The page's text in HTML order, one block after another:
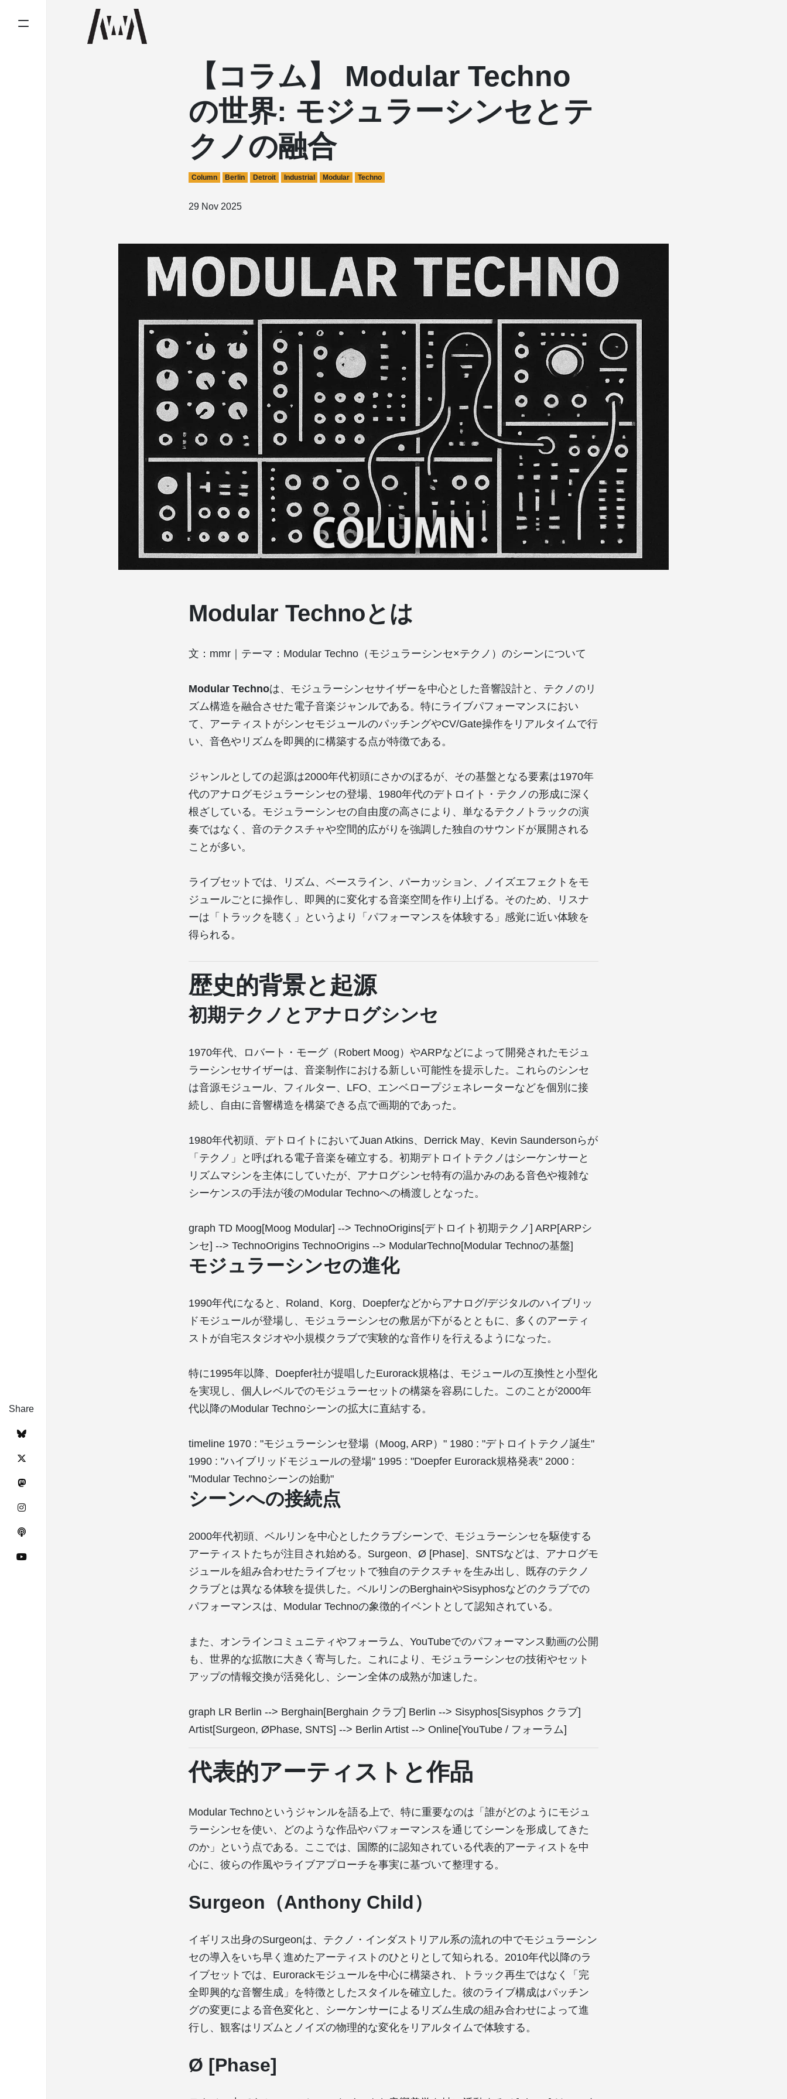
【コラム】 Modular Techno
の世界: モジュラーシンセとテ
クノの融合
Column Berlin Detroit Industrial Modular Techno
29 Nov 2025
Modular Technoとは
文：mmr｜テーマ：Modular Techno（モジュラーシンセ×テクノ）のシーンについて
Modular Technoは、モジュラーシンセサイザーを中心とした音響設計と、テクノのリ
ズム構造を融合させた電子音楽ジャンルである。特にライブパフォーマンスにおい
て、アーティストがシンセモジュールのパッチングやCV/Gate操作をリアルタイムで行
い、音色やリズムを即興的に構築する点が特徴である。
ジャンルとしての起源は2000年代初頭にさかのぼるが、その基盤となる要素は1970年
代のアナログモジュラーシンセの登場、1980年代のデトロイト・テクノの形成に深く
根ざしている。モジュラーシンセの自由度の高さにより、単なるテクノトラックの演
奏ではなく、音のテクスチャや空間的広がりを強調した独自のサウンドが展開される
ことが多い。
ライブセットでは、リズム、ベースライン、パーカッション、ノイズエフェクトをモ
ジュールごとに操作し、即興的に変化する音楽空間を作り上げる。そのため、リスナ
ーは「トラックを聴く」というより「パフォーマンスを体験する」感覚に近い体験を
得られる。
歴史的背景と起源
初期テクノとアナログシンセ
1970年代、ロバート・モーグ（Robert Moog）やARPなどによって開発されたモジュ
ラーシンセサイザーは、音楽制作における新しい可能性を提示した。これらのシンセ
は音源モジュール、フィルター、LFO、エンベロープジェネレーターなどを個別に接
続し、自由に音響構造を構築できる点で画期的であった。
1980年代初頭、デトロイトにおいてJuan Atkins、Derrick May、Kevin Saundersonらが
「テクノ」と呼ばれる電子音楽を確立する。初期デトロイトテクノはシーケンサーと
リズムマシンを主体にしていたが、アナログシンセ特有の温かみのある音色や複雑な
シーケンスの手法が後のModular Technoへの橋渡しとなった。
graph TD Moog[Moog Modular] --> TechnoOrigins[デトロイト初期テクノ] ARP[ARPシ
ンセ] --> TechnoOrigins TechnoOrigins --> ModularTechno[Modular Technoの基盤]
モジュラーシンセの進化
1990年代になると、Roland、Korg、Doepferなどからアナログ/デジタルのハイブリッ
ドモジュールが登場し、モジュラーシンセの敷居が下がるとともに、多くのアーティ
ストが自宅スタジオや小規模クラブで実験的な音作りを行えるようになった。
特に1995年以降、Doepfer社が提唱したEurorack規格は、モジュールの互換性と小型化
を実現し、個人レベルでのモジュラーセットの構築を容易にした。このことが2000年
代以降のModular Technoシーンの拡大に直結する。
timeline 1970 : "モジュラーシンセ登場（Moog, ARP）" 1980 : "デトロイトテクノ誕生"
1990 : "ハイブリッドモジュールの登場" 1995 : "Doepfer Eurorack規格発表" 2000 :
"Modular Technoシーンの始動"
シーンへの接続点
2000年代初頭、ベルリンを中心としたクラブシーンで、モジュラーシンセを駆使する
アーティストたちが注目され始める。Surgeon、Ø [Phase]、SNTSなどは、アナログモ
ジュールを組み合わせたライブセットで独自のテクスチャを生み出し、既存のテクノ
クラブとは異なる体験を提供した。ベルリンのBerghainやSisyphosなどのクラブでの
パフォーマンスは、Modular Technoの象徴的イベントとして認知されている。
また、オンラインコミュニティやフォーラム、YouTubeでのパフォーマンス動画の公開
も、世界的な拡散に大きく寄与した。これにより、モジュラーシンセの技術やセット
アップの情報交換が活発化し、シーン全体の成熟が加速した。
graph LR Berlin --> Berghain[Berghain クラブ] Berlin --> Sisyphos[Sisyphos クラブ]
Artist[Surgeon, ØPhase, SNTS] --> Berlin Artist --> Online[YouTube / フォーラム]
代表的アーティストと作品
Modular Technoというジャンルを語る上で、特に重要なのは「誰がどのようにモジュ
ラーシンセを使い、どのような作品やパフォーマンスを通じてシーンを形成してきた
のか」という点である。ここでは、国際的に認知されている代表的アーティストを中
心に、彼らの作風やライブアプローチを事実に基づいて整理する。
Surgeon（Anthony Child）
イギリス出身のSurgeonは、テクノ・インダストリアル系の流れの中でモジュラーシン
セの導入をいち早く進めたアーティストのひとりとして知られる。2010年代以降のラ
イブセットでは、Eurorackモジュールを中心に構築され、トラック再生ではなく「完
全即興的な音響生成」を特徴としたスタイルを確立した。彼のライブ構成はパッチン
グの変更による音色変化と、シーケンサーによるリズム生成の組み合わせによって進
行し、観客はリズムとノイズの物理的な変化をリアルタイムで体験する。
Ø [Phase]
Share